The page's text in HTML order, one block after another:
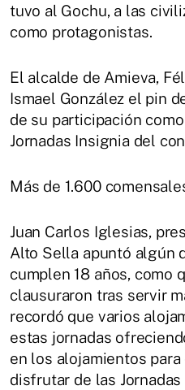
tuvo al Gochu, a las
como protagonistas.
El alcalde de Amieva,
Ismael González el pin
de su participación
Jornadas Insignia del
Más de 1.600
Juan Carlos Iglesias,
Alto Sella apuntó algún
cumplen 18 años, como
clausuraron tras servir
recordó que varios
estas jornadas
en los alojamientos
disfrutar de las